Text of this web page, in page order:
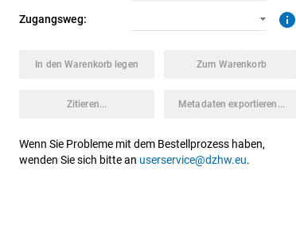
Zugangsweg: info
In den Warenkorb legen Zum Warenkorb
Zitieren... Metadaten exportieren...
Wenn Sie Probleme mit dem Bestellprozess haben,
wenden Sie sich bitte an userservice@dzhw.eu.